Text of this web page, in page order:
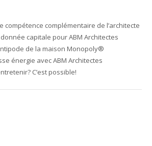
compétence complémentaire de l’architecte
capitale pour ABM Architectes
de la maison Monopoly®
énergie avec ABM Architectes
C’est possible!